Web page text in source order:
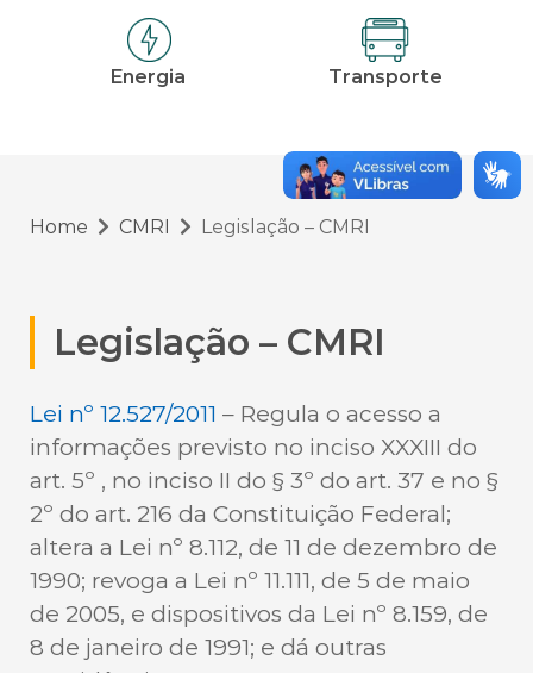
Energia Transporte
Home CMRI Legislação – CMRI
Legislação – CMRI
Lei nº 12.527/2011 – Regula o acesso a
informações previsto no inciso XXXIII do
art. 5º , no inciso II do § 3º do art. 37 e no §
2º do art. 216 da Constituição Federal;
altera a Lei nº 8.112, de 11 de dezembro de
1990; revoga a Lei nº 11.111, de 5 de maio
de 2005, e dispositivos da Lei nº 8.159, de
8 de janeiro de 1991; e dá outras